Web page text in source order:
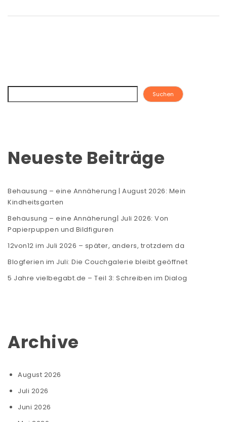
Suchen
Neueste Beiträge
Behausung – eine Annäherung | August 2026: Mein
Kindheitsgarten
Behausung – eine Annäherung| Juli 2026: Von
Papierpuppen und Bildfiguren
12von12 im Juli 2026 – später, anders, trotzdem da
Blogferien im Juli: Die Couchgalerie bleibt geöffnet
5 Jahre vielbegabt.de – Teil 3: Schreiben im Dialog
Archive
August 2026
Juli 2026
Juni 2026